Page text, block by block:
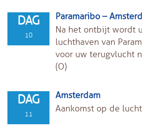
DAG
10
Paramaribo –
Na het ontbijt wordt
luchthaven van
voor uw terugvlucht
(O)
DAG
11
Amsterdam
Aankomst op de